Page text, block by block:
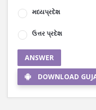
મધ્યપ્રદેશ
ઉત્તર પ્રદેશ
ANSWER
DOWNLOAD